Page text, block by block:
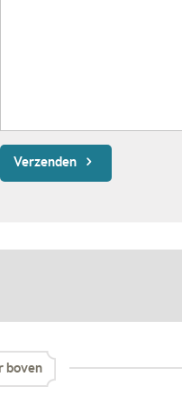
Verzenden
boven